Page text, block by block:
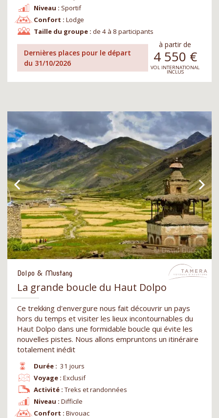
Niveau : Sportif
Confort : Lodge
Taille du groupe : de 4 à 8 participants
Dernières places pour le départ
du 31/10/2026
à partir de
4 550 €
VOL INTERNATIONAL
INCLUS
Dolpo & Mustang
La grande boucle du Haut Dolpo
Ce trekking d'envergure nous fait découvrir un pays
hors du temps et visiter les lieux incontournables du
Haut Dolpo dans une formidable boucle qui évite les
nouvelles pistes. Nous allons empruntons un itinéraire
totalement inédit
Durée : 31 jours
Niveau : Difficile
Voyage : Exclusif
Confort : Bivouac
Activité : Treks et randonnées